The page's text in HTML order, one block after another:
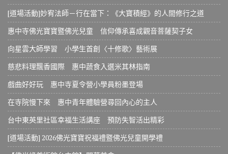
[道場活動]妙宥法師－行在當下：《大寶積經》的人間修行之道
惠中寺佛光寶寶暨佛光兒童 信仰傳承喜成觀音菩薩契子女
向星雲大師學習 小學生首創〈十修歌〉藝術展
慈悲料理飄香國際 惠中蔬食入選米其林指南
戲曲好好玩 惠中寺夏令營小學員粉墨登場
在寺院慢下來 惠中青年體驗營尋回內心的主人
台中東英里社區幸福生活講座 預防失智活出精彩
[道場活動] 2026佛光寶寶祝福禮暨佛光兒童開學禮